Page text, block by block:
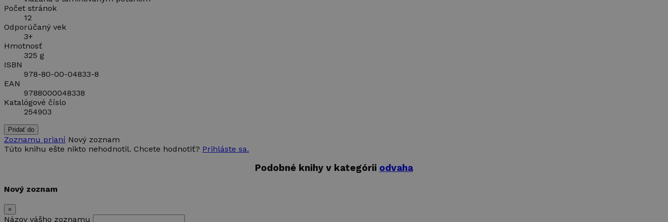
Počet stránok
12
Odporúčaný vek
3+
Hmotnosť
325 g
ISBN
978-80-00-04833-8
EAN
9788000048338
Katalógové číslo
254903
Pridať do
Zoznamu prianí Nový zoznam
Túto knihu ešte nikto nehodnotil. Chcete hodnotiť? Prihláste sa.
Podobné knihy v kategórii odvaha
Nový zoznam
×
Názov vášho zoznamu